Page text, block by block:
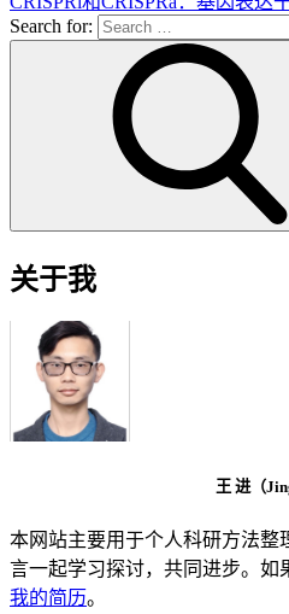
Search for:
关于我
王 进（
本网站主要用于个人科研方法整
言一起学习探讨，共同进步。如
我的简历。